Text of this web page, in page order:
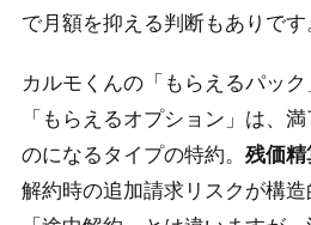
で月額を抑える判断もありです
カルモくんの「もらえるパッ
「もらえるオプション」は、
のになるタイプの特約。 残価精
解約時の追加請求リスクが構造